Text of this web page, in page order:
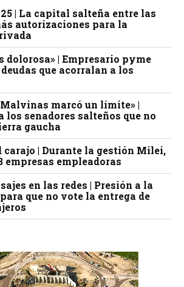
| La capital salteña entre las
autorizaciones para la
dolorosa» | Empresario pyme
que acorralan a los
Malvinas marcó un límite» |
los senadores salteños que no
gaucha
| Durante la gestión Milei,
empresas empleadoras
en las redes | Presión a la
que no vote la entrega de